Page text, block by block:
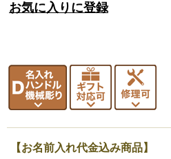
お気に入りに登録
【お名前入れ代金込み商品】